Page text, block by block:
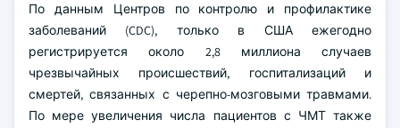
По данным Центров по контролю и профилактике
заболеваний (CDC), только в США ежегодно
регистрируется около 2,8 миллиона случаев
чрезвычайных происшествий, госпитализаций и
смертей, связанных с черепно-мозговыми травмами.
По мере увеличения числа пациентов с ЧМТ также